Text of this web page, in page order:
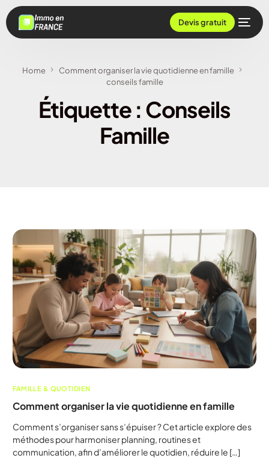
Devis gratuit
Home
Comment organiser la vie quotidienne en famille
conseils famille
Étiquette : Conseils
Famille
FAMILLE & QUOTIDIEN
Comment organiser la vie quotidienne en famille
Comment s’organiser sans s’épuiser ? Cet article explore des
méthodes pour harmoniser planning, routines et
communication, afin d’améliorer le quotidien, réduire le […]